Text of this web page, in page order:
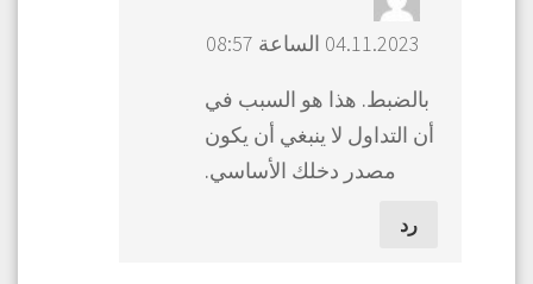
04.11.2023 الساعة 08:57
بالضبط. هذا هو السبب في
أن التداول لا ينبغي أن يكون
مصدر دخلك الأساسي.
رد